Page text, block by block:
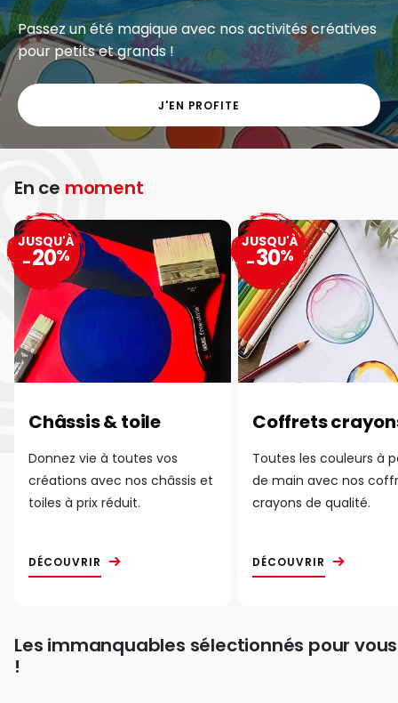
Passez un été magique avec nos activités créatives
pour petits et grands !
J'EN PROFITE
En ce moment
Châssis & toile
Donnez vie à toutes vos
créations avec nos châssis et
toiles à prix réduit.
DÉCOUVRIR
JUSQU'À
-20%
Coffrets
Toutes les couleurs à
de main avec nos
crayons de qualité.
DÉCOUVRIR
JUSQU'À
-30%
Les immanquables sélectionnés pour vous
!